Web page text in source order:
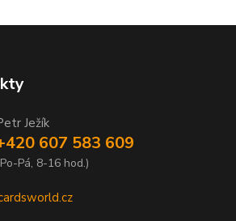
Ježík
607 583 609
Pá, 8-16 hod.)